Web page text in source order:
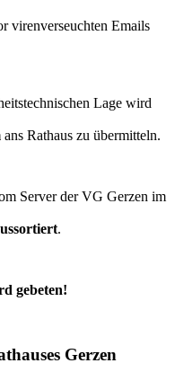
virenverseuchten Emails
Lage wird
ans Rathaus zu übermitteln.
Server der VG Gerzen im
.
gebeten!
Gerzen